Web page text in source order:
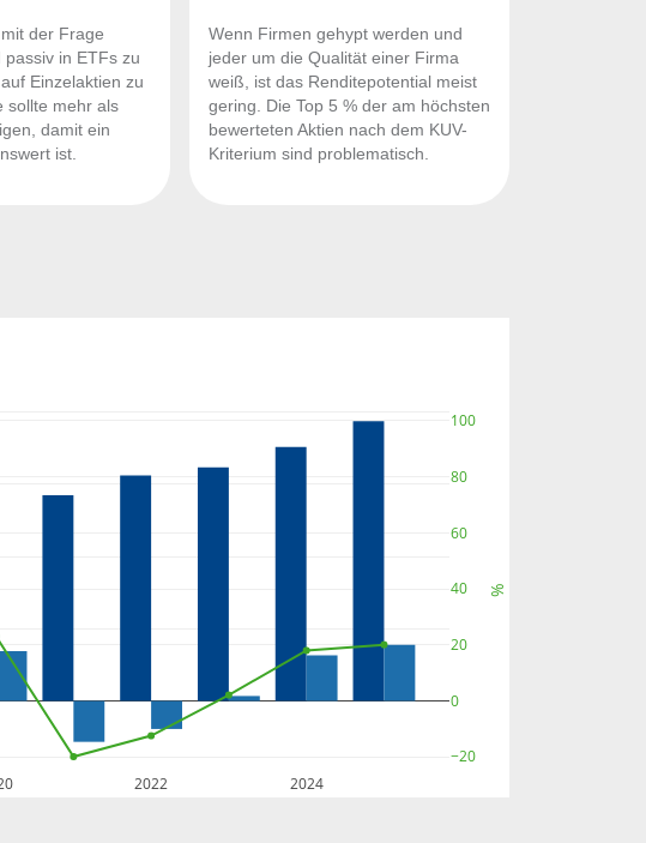
der Frage
passiv in ETFs zu
Einzelaktien zu
sollte mehr als
damit ein
ist.
Wenn Firmen gehypt werden und
jeder um die Qualität einer Firma
weiß, ist das Renditepotential meist
gering. Die Top 5 % der am höchsten
bewerteten Aktien nach dem KUV-
Kriterium sind problematisch.
2022 2024
−20
0
20
40
60
80
100
%